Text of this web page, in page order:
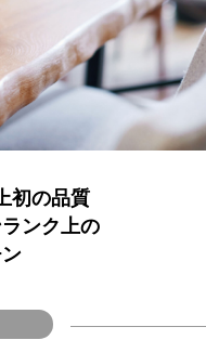
初の品質
ンク上の